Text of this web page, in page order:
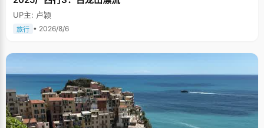
UP主: 卢颖
旅行 • 2026/8/6